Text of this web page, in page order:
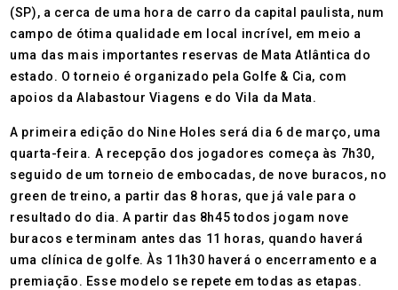
(SP), a cerca de uma hora de carro da capital paulista, num
campo de ótima qualidade em local incrível, em meio a
uma das mais importantes reservas de Mata Atlântica do
estado. O torneio é organizado pela Golfe & Cia, com
apoios da Alabastour Viagens e do Vila da Mata.
A primeira edição do Nine Holes será dia 6 de março, uma
quarta-feira. A recepção dos jogadores começa às 7h30,
seguido de um torneio de embocadas, de nove buracos, no
green de treino, a partir das 8 horas, que já vale para o
resultado do dia. A partir das 8h45 todos jogam nove
buracos e terminam antes das 11 horas, quando haverá
uma clínica de golfe. Às 11h30 haverá o encerramento e a
premiação. Esse modelo se repete em todas as etapas.